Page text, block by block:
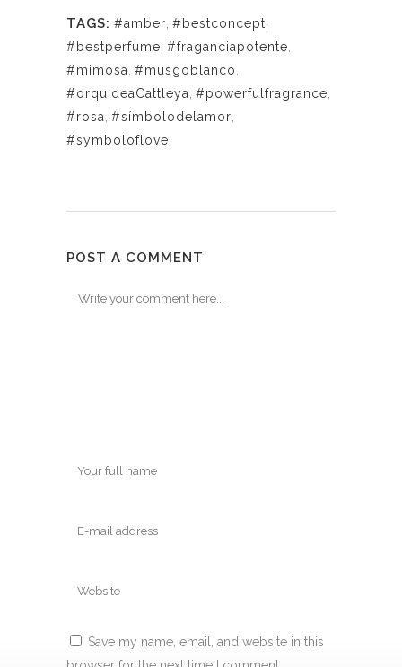
TAGS: #amber #bestconcept
#bestperfume #fraganciapotente
#mimosa #musgoblanco
#orquideaCattleya #powerfulfragrance
#rosa #símbolodelamor
#symboloflove
POST A COMMENT
Save my name, email, and website in this